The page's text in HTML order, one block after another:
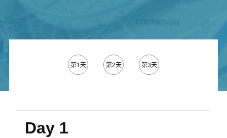
第1天 第2天 第3天
Day 1